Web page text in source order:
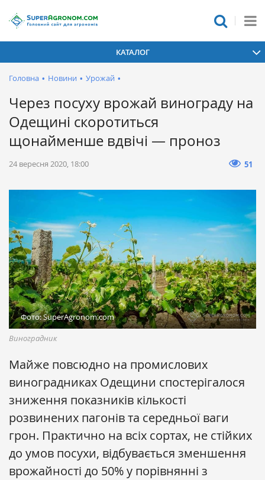
КАТАЛОГ
Головна • Новини • Урожай •
Через посуху врожай винограду на
Одещині скоротиться
щонайменше вдвічі — проноз
24 вересня 2020, 18:00 51
Фото: SuperAgronom.com
Виноградник
Майже повсюдно на промислових
виноградниках Одещини спостерігалося
зниження показників кількості
розвинених пагонів та середньої ваги
грон. Практично на всіх сортах, не стійких
до умов посухи, відбувається зменшення
врожайності до 50% у порівнянні з